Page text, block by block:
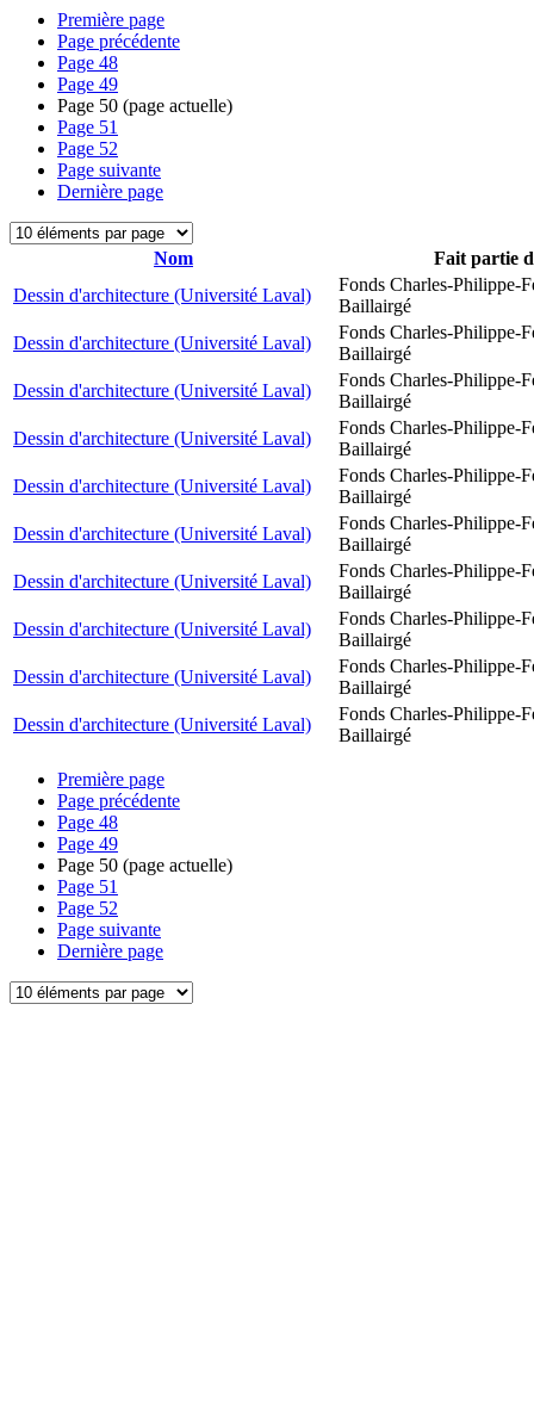
Première page
Page précédente
Page 48
Page 49
Page 50 (page actuelle)
Page 51
Page 52
Page suivante
Dernière page
Nom
Fait partie
Dessin d'architecture (Université Laval)
Fonds Charles-Philippe-
Baillairgé
Dessin d'architecture (Université Laval)
Fonds Charles-Philippe-
Baillairgé
Dessin d'architecture (Université Laval)
Fonds Charles-Philippe-
Baillairgé
Dessin d'architecture (Université Laval)
Fonds Charles-Philippe-
Baillairgé
Dessin d'architecture (Université Laval)
Fonds Charles-Philippe-
Baillairgé
Dessin d'architecture (Université Laval)
Fonds Charles-Philippe-
Baillairgé
Dessin d'architecture (Université Laval)
Fonds Charles-Philippe-
Baillairgé
Dessin d'architecture (Université Laval)
Fonds Charles-Philippe-
Baillairgé
Dessin d'architecture (Université Laval)
Fonds Charles-Philippe-
Baillairgé
Dessin d'architecture (Université Laval)
Fonds Charles-Philippe-
Baillairgé
Première page
Page précédente
Page 48
Page 49
Page 50 (page actuelle)
Page 51
Page 52
Page suivante
Dernière page